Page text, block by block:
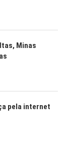
Minas
pela internet